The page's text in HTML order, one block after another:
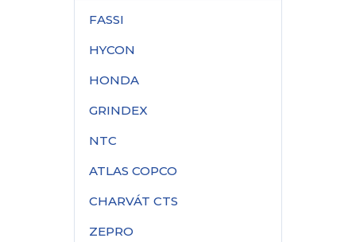
FASSI
HYCON
HONDA
GRINDEX
NTC
ATLAS COPCO
CHARVÁT CTS
ZEPRO